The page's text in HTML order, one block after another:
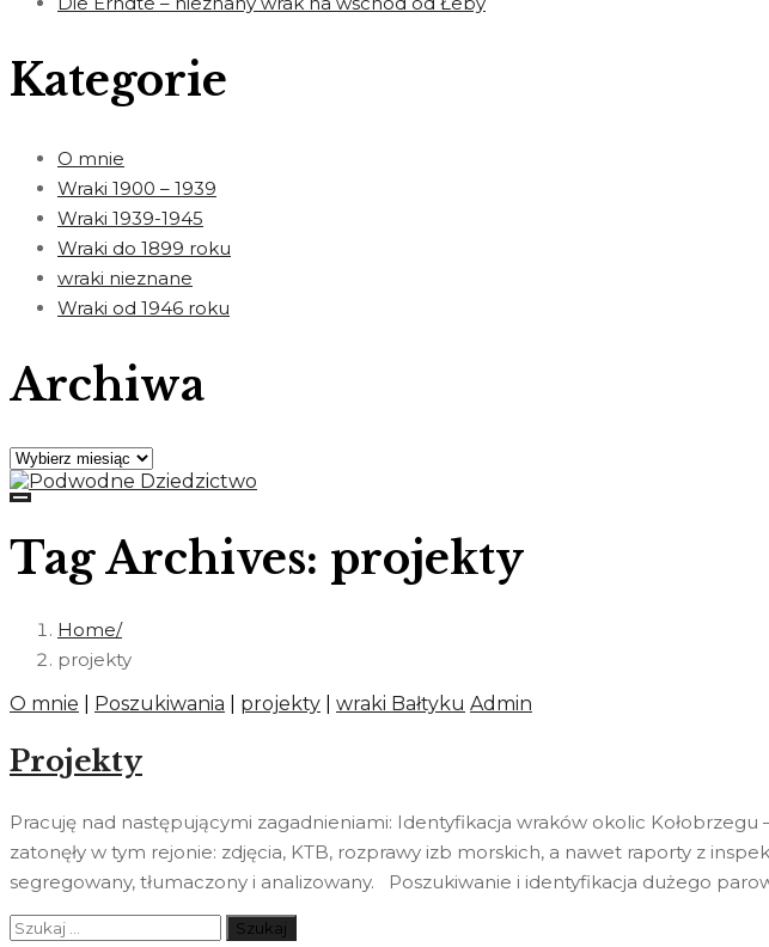
Kategorie
O mnie
Wraki 1900 – 1939
Wraki 1939-1945
Wraki do 1899 roku
wraki nieznane
Wraki od 1946 roku
Archiwa
Archiwa
Tag Archives: projekty
Home
projekty
O mnie
Poszukiwania projekty wraki Bałtyku Admin
Projekty
Pracuję nad następującymi zagadnieniami: Identyfikacja wraków okolic
zatonęły w tym rejonie: zdjęcia, KTB, rozprawy izb morskich, a nawet raporty z
segregowany, tłumaczony i analizowany. Poszukiwanie i identyfikacja dużego
Szukaj: